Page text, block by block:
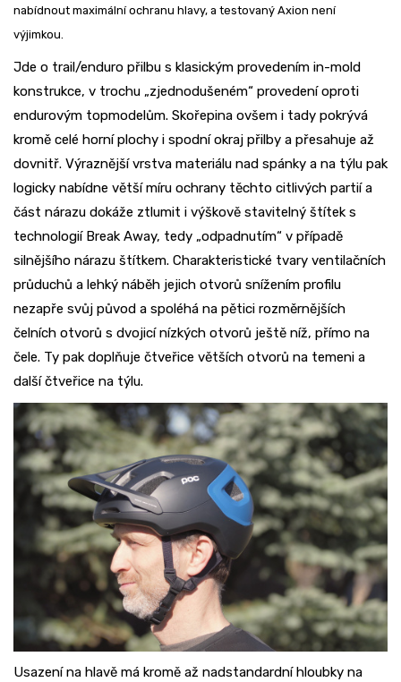
nabídnout maximální ochranu hlavy, a testovaný Axion není
výjimkou.
Jde o trail/enduro přilbu s klasickým provedením in-mold
konstrukce, v trochu „zjednodušeném“ provedení oproti
endurovým topmodelům. Skořepina ovšem i tady pokrývá
kromě celé horní plochy i spodní okraj přilby a přesahuje až
dovnitř. Výraznější vrstva materiálu nad spánky a na týlu pak
logicky nabídne větší míru ochrany těchto citlivých partií a
část nárazu dokáže ztlumit i výškově stavitelný štítek s
technologií Break Away, tedy „odpadnutím“ v případě
silnějšího nárazu štítkem. Charakteristické tvary ventilačních
průduchů a lehký náběh jejich otvorů snížením profilu
nezapře svůj původ a spoléhá na pětici rozměrnějších
čelních otvorů s dvojicí nízkých otvorů ještě níž, přímo na
čele. Ty pak doplňuje čtveřice větších otvorů na temeni a
další čtveřice na týlu.
Usazení na hlavě má kromě až nadstandardní hloubky na